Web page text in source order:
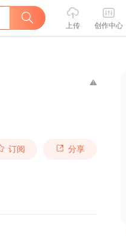
上传 创作中心
订阅 分享